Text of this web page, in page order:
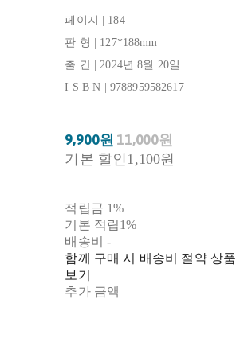
페이지 | 184
판 형 | 127*188mm
출 간 | 2024년 8월 20일
I S B N | 9788959582617
9,900원 11,000원
기본 할인 1,100원
적립금 1%
기본 적립1%
배송비-
함께 구매 시 배송비 절약 상품
보기
추가 금액